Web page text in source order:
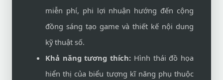
miễn phí, phi lợi nhuận hướng đến cộng
đồng sáng tạo game và thiết kế nội dung
kỹ thuật số.
Khả năng tương thích: Hình thái đồ họa
hiển thị của biểu tượng kĩ năng phụ thuộc